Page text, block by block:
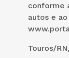
conforme
autos e
Touros/